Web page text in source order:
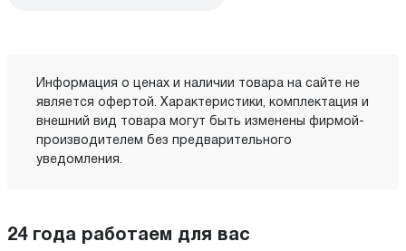
Информация о ценах и наличии товара на сайте не
является офертой. Характеристики, комплектация и
внешний вид товара могут быть изменены фирмой-
производителем без предварительного
уведомления.
24 года работаем для вас